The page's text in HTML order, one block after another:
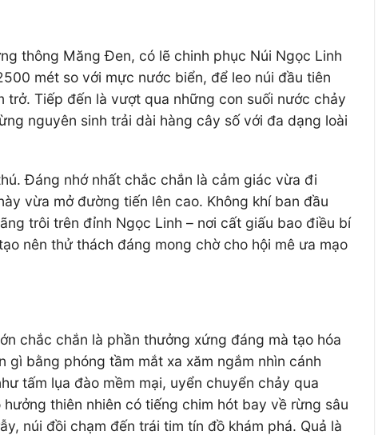
thông Măng Đen, có lẽ chinh phục Núi Ngọc Linh
mét so với mực nước biển, để leo núi đầu tiên
Tiếp đến là vượt qua những con suối nước chảy
nguyên sinh trải dài hàng cây số với đa dạng loài
Đáng nhớ nhất chắc chắn là cảm giác vừa đi
vừa mở đường tiến lên cao. Không khí ban đầu
trôi trên đỉnh Ngọc Linh – nơi cất giấu bao điều bí
nên thử thách đáng mong chờ cho hội mê ưa mạo
chắc chắn là phần thưởng xứng đáng mà tạo hóa
bằng phóng tầm mắt xa xăm ngắm nhìn cánh
tấm lụa đào mềm mại, uyển chuyển chảy qua
thiên nhiên có tiếng chim hót bay về rừng sâu
núi đồi chạm đến trái tim tín đồ khám phá. Quả là